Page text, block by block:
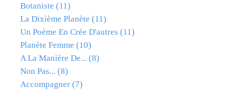
Botaniste (11)
La Dixième Planète (11)
Un Poème En Crée D'autres (11)
Planète Femme (10)
A La Manière De... (8)
Non Pas... (8)
Accompagner (7)